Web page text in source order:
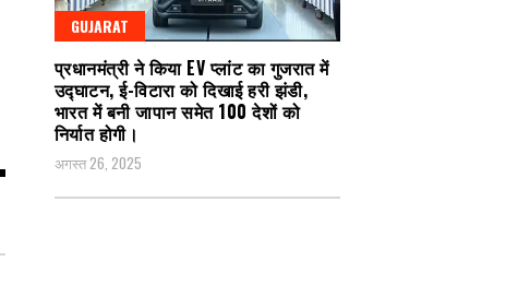
GUJARAT
प्रधानमंत्री ने किया EV प्लांट का गुजरात में
उद्घाटन, ई-विटारा को दिखाई हरी झंडी,
भारत में बनी जापान समेत 100 देशों को
निर्यात होगी।
अगस्त 26, 2025